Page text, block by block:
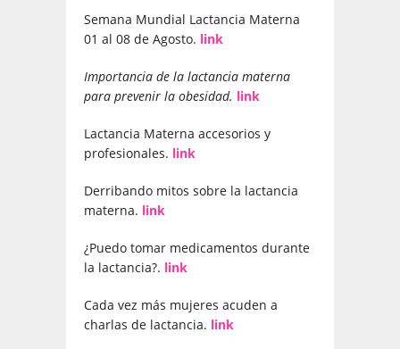
Semana Mundial Lactancia Materna
01 al 08 de Agosto. link
Importancia de la lactancia materna
para prevenir la obesidad. link
Lactancia Materna accesorios y
profesionales. link
Derribando mitos sobre la lactancia
materna. link
¿Puedo tomar medicamentos durante
la lactancia?. link
Cada vez más mujeres acuden a
charlas de lactancia. link